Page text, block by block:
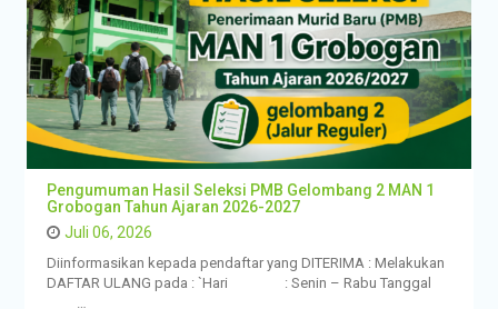
Pengumuman Hasil Seleksi PMB Gelombang 2 MAN 1
Grobogan Tahun Ajaran 2026-2027
Juli 06, 2026
Diinformasikan kepada pendaftar yang DITERIMA : Melakukan
DAFTAR ULANG pada : `Hari : Senin – Rabu Tanggal